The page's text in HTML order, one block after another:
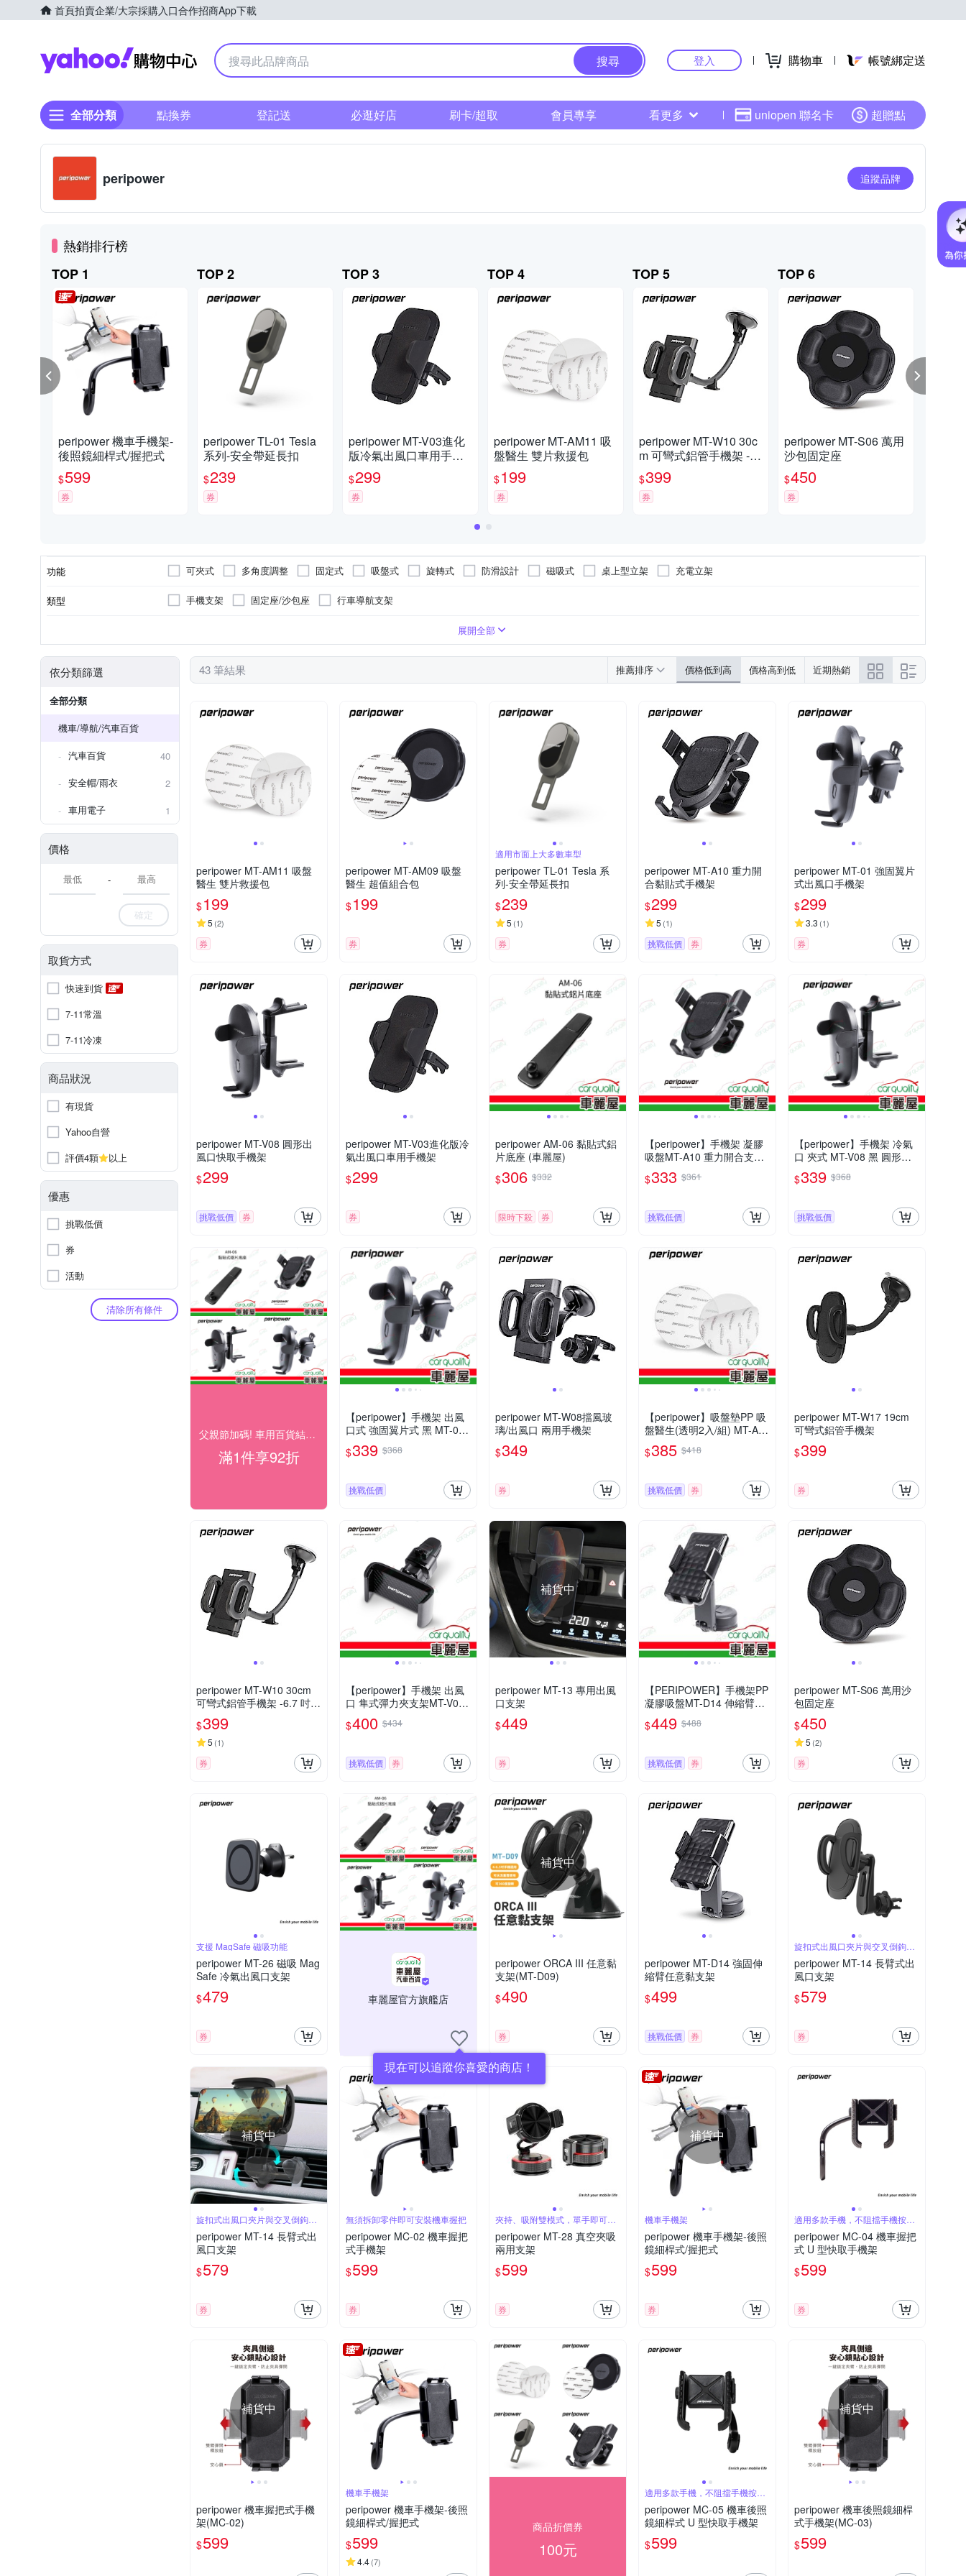
首頁拍賣企業/大宗採購入口合作招商App下載
Yahoo購物中心
搜尋 登入 購物車 帳號綁定送
全部分類 點換券 登記送 必逛好店 刷卡/超取 會員專享 看更多 uniopen 聯名卡 超贈點
peripower 追蹤品牌
熱銷排行榜
TOP 1
peripower 機車手機架-
後照鏡細桿式/握把式
$599
券
TOP 2
peripower TL-01 Tesla
系列-安全帶延長扣
$239
券
TOP 3
peripower MT-V03進化
版冷氣出風口車用手機
架
$299
券
TOP 4
peripower MT-AM11 吸
盤醫生 雙片救援包
$199
券
TOP 5
peripower MT-W10 30c
m 可彎式鋁管手機架 -6.
7 吋以下手機適用
$399
券
TOP 6
peripower MT-S06​ 萬用
沙包固定座
$450
券
功能 可夾式 多角度調整 固定式 吸盤式 旋轉式 防滑設計 磁吸式 桌上型立架 充電立架
類型 手機支架 固定座/沙包座 行車導航支架
車用充電器展開全部
依分類篩選
全部分類
機車/導航/汽車百貨
汽車百貨
40
安全帽/雨衣
2
車用電子
1
價格
-
確定
取貨方式
快速到貨
7-11常溫
7-11冷凍
商品狀況
有現貨
Yahoo自營
評價4顆
以上
優惠
挑戰低價
券
活動
清除所有條件
43 筆結果 推薦排序 價格低到高 價格高到低 近期熱銷
peripower MT-AM11 吸盤
醫生 雙片救援包
$199
5 (2)
券
peripower MT-AM09 吸盤
醫生 超值組合包
$199
券
適用市面上大多數車型
peripower TL-01 Tesla 系
列-安全帶延長扣
$239
5 (1)
券
peripower MT-A10 重力開
合黏貼式手機架
$299
5 (1)
挑戰低價 券
peripower MT-01 強固翼片
式出風口手機架
$299
3.3 (1)
券
peripower MT-V08 圓形出
風口快取手機架
$299
挑戰低價 券
peripower MT-V03進化版冷
氣出風口車用手機架
$299
券
peripower AM-06 黏貼式鋁
片底座 (車麗屋)
$306 $332
限時下殺 券
【peripower】手機架 凝膠
吸盤MT-A10 重力開合支架
(車麗屋)
$333 $361
挑戰低價
【peripower】手機架 冷氣
口 夾式 MT-V08 黑 圓形風
口(車麗屋)
$339 $368
挑戰低價
父親節加碼! 車用百貨結帳92折
滿1件享92折
【peripower】手機架 出風
口式 強固翼片式 黑 MT-01
(車麗屋)
$339 $368
挑戰低價
​peripower MT-W08擋風玻
璃/出風口 兩用手機架
$349
券
【peripower】吸盤墊PP 吸
盤醫生(透明2入/組) MT-AM
11
$385 $418
挑戰低價 券
peripower MT-W17 19cm
可彎式鋁管手機架
$399
券
peripower MT-W10 30cm
可彎式鋁管手機架 -6.7 吋以
下手機適用
$399
5 (1)
券
【peripower】手機架 出風
口 隼式彈力夾支架MT-V07
(車麗屋)
$400 $434
挑戰低價 券
補貨中
peripower MT-13 專用出風
口支架
$449
券
【PERIPOWER】手機架PP
凝膠吸盤MT-D14 伸縮臂支
架 (車麗屋)
$449 $488
挑戰低價 券
peripower MT-S06​ 萬用沙
包固定座
$450
5 (2)
券
支援 MagSafe 磁吸功能
peripower MT-26 磁吸 Mag
Safe 冷氣出風口支架
$479
券
車麗屋官方旗艦店
現在可以追蹤你喜愛的商店！
補貨中
peripower ORCA III 任意黏
支架(MT-D09)
$490
券
peripower MT-D14 強固伸
縮臂任意黏支架
$499
挑戰低價 券
旋扣式出風口夾片與交叉倒鉤設
計
peripower MT-14 長臂式出
風口支架
$579
券
補貨中
旋扣式出風口夾片與交叉倒鉤設
計穩固不掉落
peripower MT-14 長臂式出
風口支架
$579
券
無須拆卸零件即可安裝機車握把
peripower MC-02 機車握把
式手機架
$599
券
夾持、吸附雙模式，單手即可快
速切換
peripower MT-28 真空夾吸
兩用支架
$599
券
補貨中
機車手機架
peripower 機車手機架-後照
鏡細桿式/握把式
$599
券
適用多款手機，不阻擋手機按鍵
設計
peripower MC-04 機車握把
式 U 型快取手機架
$599
券
補貨中
peripower 機車握把式手機
架(MC-02)
$599
機車手機架
peripower 機車手機架-後照
鏡細桿式/握把式
$599
4.4(7)
商品折價券
100元
適用多款手機，不阻擋手機按鍵
設計
peripower MC-05 機車後照
鏡細桿式 U 型快取手機架
$599
補貨中
peripower 機車後照鏡細桿
式手機架(MC-03)
$599